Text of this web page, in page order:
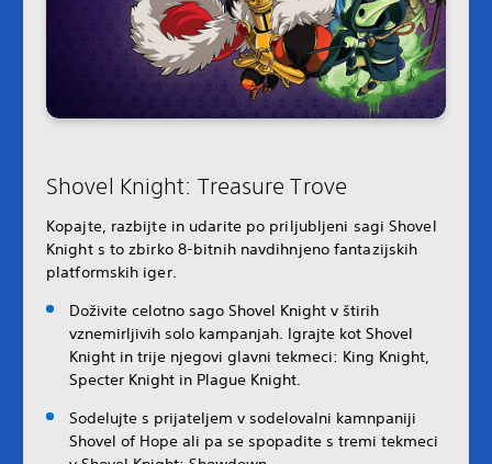
Shovel Knight: Treasure Trove
Kopajte, razbijte in udarite po priljubljeni sagi Shovel
Knight s to zbirko 8-bitnih navdihnjeno fantazijskih
platformskih iger.
Doživite celotno sago Shovel Knight v štirih
vznemirljivih solo kampanjah. Igrajte kot Shovel
Knight in trije njegovi glavni tekmeci: King Knight,
Specter Knight in Plague Knight.
Sodelujte s prijateljem v sodelovalni kamnpaniji
Shovel of Hope ali pa se spopadite s tremi tekmeci